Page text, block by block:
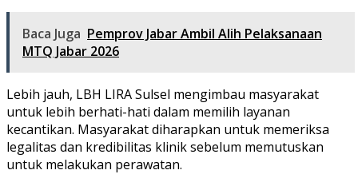
Baca Juga Pemprov Jabar Ambil Alih Pelaksanaan
MTQ Jabar 2026
Lebih jauh, LBH LIRA Sulsel mengimbau masyarakat
untuk lebih berhati-hati dalam memilih layanan
kecantikan. Masyarakat diharapkan untuk memeriksa
legalitas dan kredibilitas klinik sebelum memutuskan
untuk melakukan perawatan.